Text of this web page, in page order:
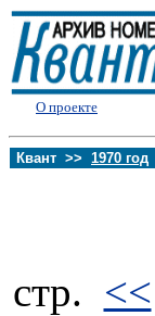
О проекте
Квант >> 1970 год
стp. <<